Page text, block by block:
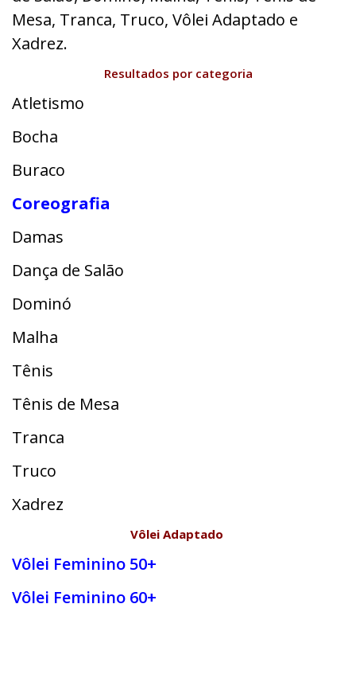
Mesa, Tranca, Truco, Vôlei Adaptado e
Xadrez.
Resultados por categoria
Atletismo
Bocha
Buraco
Coreografia
Damas
Dança de Salão
Dominó
Malha
Tênis
Tênis de Mesa
Tranca
Truco
Xadrez
Vôlei Adaptado
Vôlei Feminino 50+
Vôlei Feminino 60+